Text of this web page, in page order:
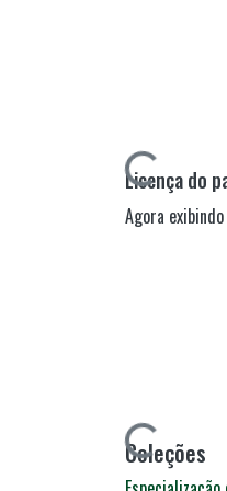
Carregando...
Licença do
Agora exibindo
Carregando...
Coleções